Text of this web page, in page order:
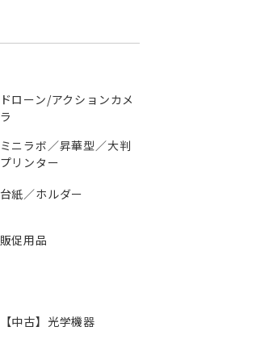
ドローン/アクションカメ
ラ
ミニラボ／昇華型／大判
プリンター
台紙／ホルダー
販促用品
【中古】光学機器